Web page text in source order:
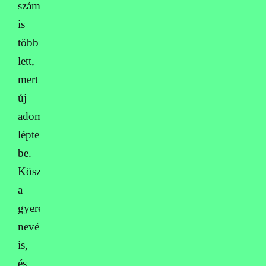
száma
is
több
lett,
mert
új
adományozók
léptek
be.
Köszönjük
a
gyerekek
nevében
is,
és